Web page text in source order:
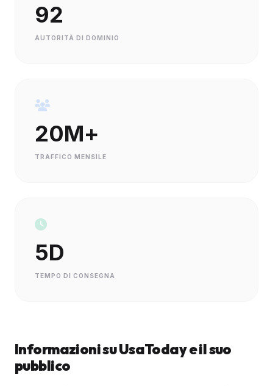
92
AUTORITÀ DI DOMINIO
20M+
TRAFFICO MENSILE
5D
TEMPO DI CONSEGNA
Informazioni su UsaToday e il suo
pubblico